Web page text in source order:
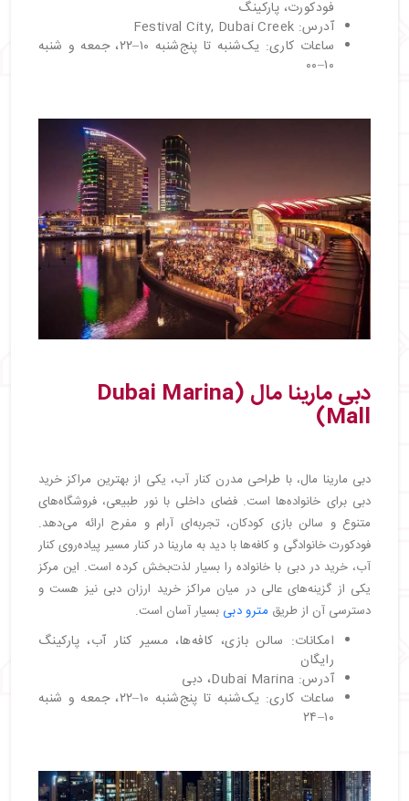
فودکورت، پارکینگ
آدرس: Festival City, Dubai Creek
ساعات کاری: یک‌شنبه تا پنج‌شنبه ۱۰–۲۲، جمعه و شنبه
۱۰–۰۰
دبی مارینا مال (Dubai Marina
Mall)
دبی مارینا مال، با طراحی مدرن کنار آب، یکی از بهترین مراکز خرید
دبی برای خانواده‌ها است. فضای داخلی با نور طبیعی، فروشگاه‌های
متنوع و سالن بازی کودکان، تجربه‌ای آرام و مفرح ارائه می‌دهد.
فودکورت خانوادگی و کافه‌ها با دید به مارینا در کنار مسیر پیاده‌روی کنار
آب، خرید در دبی با خانواده را بسیار لذت‌بخش کرده است. این مرکز
یکی از گزینه‌های عالی در میان مراکز خرید ارزان دبی نیز هست و
دسترسی آن از طریق مترو دبی بسیار آسان است.
امکانات: سالن بازی، کافه‌ها، مسیر کنار آب، پارکینگ
رایگان
آدرس: Dubai Marina، دبی
ساعات کاری: یک‌شنبه تا پنج‌شنبه ۱۰–۲۲، جمعه و شنبه
۱۰–۲۴